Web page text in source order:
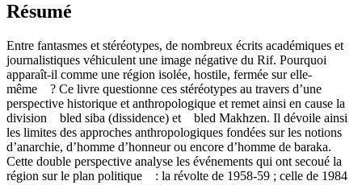
Résumé
Entre fantasmes et stéréotypes, de nombreux écrits académiques et
journalistiques véhiculent une image négative du Rif. Pourquoi
apparaît-il comme une région isolée, hostile, fermée sur elle-
même ? Ce livre questionne ces stéréotypes au travers d’une
perspective historique et anthropologique et remet ainsi en cause la
division bled siba (dissidence) et bled Makhzen. Il dévoile ainsi
les limites des approches anthropologiques fondées sur les notions
d’anarchie, d’homme d’honneur ou encore d’homme de baraka.
Cette double perspective analyse les événements qui ont secoué la
région sur le plan politique : la révolte de 1958-59 ; celle de 1984